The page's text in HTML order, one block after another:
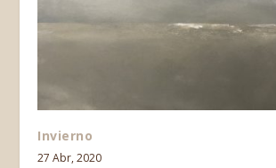
Invierno
27 Abr, 2020